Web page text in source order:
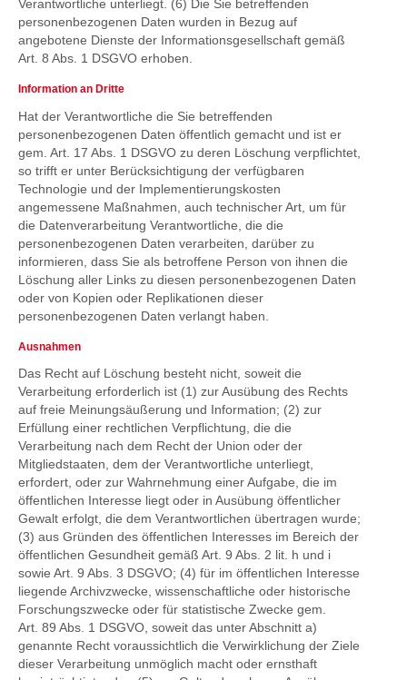
Verantwortliche unterliegt. (6) Die Sie betreffenden
personenbezogenen Daten wurden in Bezug auf
angebotene Dienste der Informationsgesellschaft gemäß
Art. 8 Abs. 1 DSGVO erhoben.
Information an Dritte
Hat der Verantwortliche die Sie betreffenden
personenbezogenen Daten öffentlich gemacht und ist er
gem. Art. 17 Abs. 1 DSGVO zu deren Löschung verpflichtet,
so trifft er unter Berücksichtigung der verfügbaren
Technologie und der Implementierungskosten
angemessene Maßnahmen, auch technischer Art, um für
die Datenverarbeitung Verantwortliche, die die
personenbezogenen Daten verarbeiten, darüber zu
informieren, dass Sie als betroffene Person von ihnen die
Löschung aller Links zu diesen personenbezogenen Daten
oder von Kopien oder Replikationen dieser
personenbezogenen Daten verlangt haben.
Ausnahmen
Das Recht auf Löschung besteht nicht, soweit die
Verarbeitung erforderlich ist (1) zur Ausübung des Rechts
auf freie Meinungsäußerung und Information; (2) zur
Erfüllung einer rechtlichen Verpflichtung, die die
Verarbeitung nach dem Recht der Union oder der
Mitgliedstaaten, dem der Verantwortliche unterliegt,
erfordert, oder zur Wahrnehmung einer Aufgabe, die im
öffentlichen Interesse liegt oder in Ausübung öffentlicher
Gewalt erfolgt, die dem Verantwortlichen übertragen wurde;
(3) aus Gründen des öffentlichen Interesses im Bereich der
öffentlichen Gesundheit gemäß Art. 9 Abs. 2 lit. h und i
sowie Art. 9 Abs. 3 DSGVO; (4) für im öffentlichen Interesse
liegende Archivzwecke, wissenschaftliche oder historische
Forschungszwecke oder für statistische Zwecke gem.
Art. 89 Abs. 1 DSGVO, soweit das unter Abschnitt a)
genannte Recht voraussichtlich die Verwirklichung der Ziele
dieser Verarbeitung unmöglich macht oder ernsthaft